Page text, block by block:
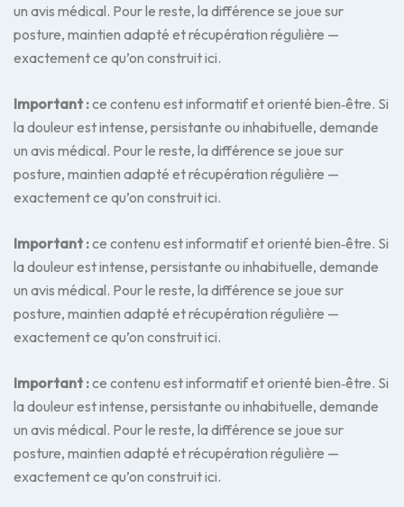
un avis médical. Pour le reste, la différence se joue sur
posture, maintien adapté et récupération régulière —
exactement ce qu’on construit ici.
Important :ce contenu est informatif et orienté bien‑être. Si
la douleur est intense, persistante ou inhabituelle, demande
un avis médical. Pour le reste, la différence se joue sur
posture, maintien adapté et récupération régulière —
exactement ce qu’on construit ici.
Important :ce contenu est informatif et orienté bien‑être. Si
la douleur est intense, persistante ou inhabituelle, demande
un avis médical. Pour le reste, la différence se joue sur
posture, maintien adapté et récupération régulière —
exactement ce qu’on construit ici.
Important :ce contenu est informatif et orienté bien‑être. Si
la douleur est intense, persistante ou inhabituelle, demande
un avis médical. Pour le reste, la différence se joue sur
posture, maintien adapté et récupération régulière —
exactement ce qu’on construit ici.